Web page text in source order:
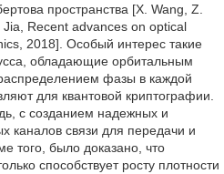
пространства [X. Wang, Z.
Recent advances on optical
2018]. Особый интерес такие
обладающие орбитальным
фазы в каждой
для квантовой криптографии.
с созданием надежных и
связи для передачи и
того, было доказано, что
способствует росту плотности